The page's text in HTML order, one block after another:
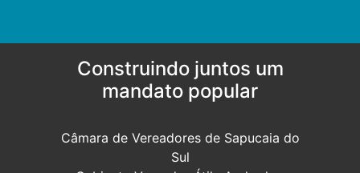
Construindo juntos um
mandato popular
Câmara de Vereadores de Sapucaia do
Sul